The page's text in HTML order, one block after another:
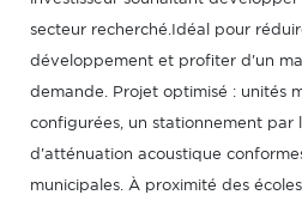
secteur recherché.Idéal pour
développement et profiter d'un
demande. Projet optimisé : unités
configurées, un stationnement par
d'atténuation acoustique
municipales. À proximité des